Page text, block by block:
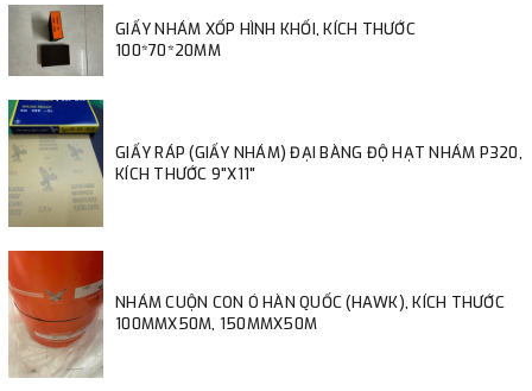
GIẤY NHÁM XỐP HÌNH KHỐI, KÍCH THƯỚC
100*70*20MM
GIẤY RÁP (GIẤY NHÁM) ĐẠI BÀNG ĐỘ HẠT NHÁM P320,
KÍCH THƯỚC 9"X11"
NHÁM CUỘN CON Ó HÀN QUỐC (HAWK), KÍCH THƯỚC
100MMX50M, 150MMX50M